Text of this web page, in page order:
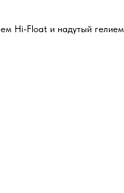
Hi-Float и надутый гелием